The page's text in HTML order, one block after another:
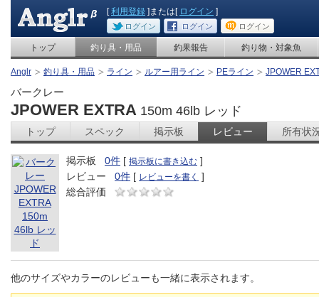
[利用登録 ]または[ ログイン ]
ログイン ログイン ログイン
トップ 釣り具・用品 釣果報告 釣り物・対象魚
Anglr 釣り具・用品 ライン ルアー用ライン PEライン JPOWER
バークレー
JPOWER EXTRA 150m 46lb レッド
トップ スペック 掲示板 レビュー 所有状
掲示板 0件 [ 掲示板に書き込む ]
レビュー
0件 [ レビューを書く ]
総合評価
他のサイズやカラーのレビューも一緒に表示されます。